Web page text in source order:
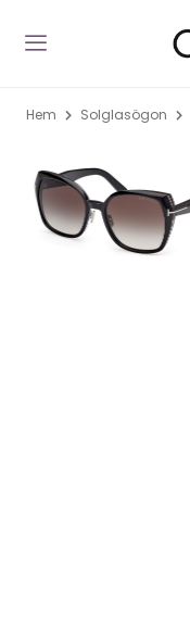
Hem Solglasögon